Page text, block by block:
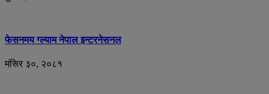
फेसनमय ग्ल्याम नेपाल इन्टरनेसनल
मंसिर ३०, २०८१